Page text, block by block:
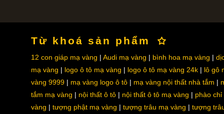
Từ khoá sản phẩm
12 con giáp mạ vàng Audi mạ vàng bình hoa mạ vàng
mạ vàng
logo ô tô mạ vàng logo ô tô mạ vàng 24k
lô gô
vàng 9999
mạ vàng logo ô tô mạ vàng nội thất nhà tắm
tắm mạ vàng
nội thất ô tô nội thất ô tô mạ vàng
phào chỉ
vàng
tượng phật mạ vàng tượng trâu mạ vàng tượng